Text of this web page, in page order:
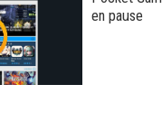
en pause